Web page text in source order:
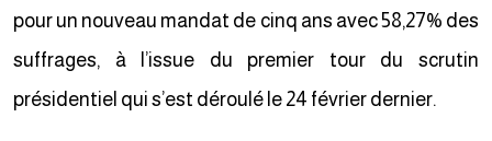
pour un nouveau mandat de cinq ans avec 58,27% des
suffrages, à l’issue du premier tour du scrutin
présidentiel qui s’est déroulé le 24 février dernier.